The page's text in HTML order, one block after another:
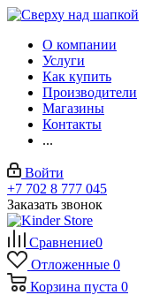
О компании
Услуги
Как купить
Производители
Магазины
Контакты
...
Войти
+7 702 8 777 045
Заказать звонок
Сравнение0
Отложенные 0
Корзина пуста 0